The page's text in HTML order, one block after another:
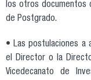
los otros documentos
de Postgrado.
• Las postulaciones a
el Director o la
Vicedecanato de